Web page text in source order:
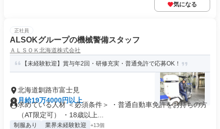
気になる
正社員
ALSOKグループの機械警備スタッフ
ＡＬＳＯＫ北海道株式会社
【未経験歓迎】賞与年2回・研修充実・普通免許で応募OK！
北海道釧路市富士見
月給19万4000円以上
求めている人材 ＜必須条件＞ ・普通自動車免許をお持ちの方
（AT限定可） ・18歳以上...
制服あり 業界未経験歓迎 +13個